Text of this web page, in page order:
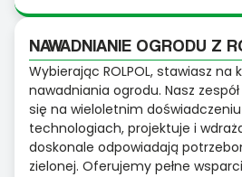
NAWADNIANIE OGRODU Z
Wybierając ROLPOL, stawiasz na
nawadniania ogrodu. Nasz
się na wieloletnim
technologiach, projektuje i
doskonale odpowiadają
zielonej. Oferujemy pełne